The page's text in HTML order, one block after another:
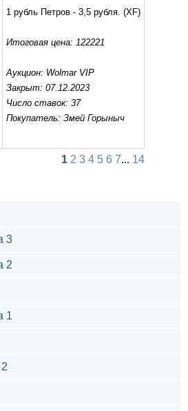
1 рубль Петров - 3,5 рубля. (XF)
Итоговая цена: 122221
Аукцион: Wolmar VIP
Закрыт: 07.12.2023
Число ставок: 37
Покупатель: Змей Горыныч
1 2 3 4 5 6 7... 14
3
2
1